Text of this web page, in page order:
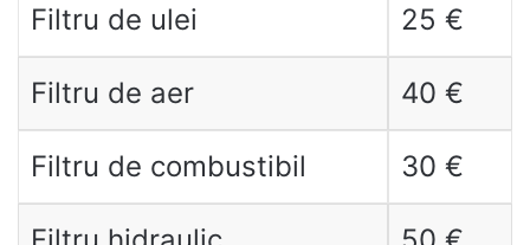
Filtru de ulei 25 €
Filtru de aer 40 €
Filtru de combustibil 30 €